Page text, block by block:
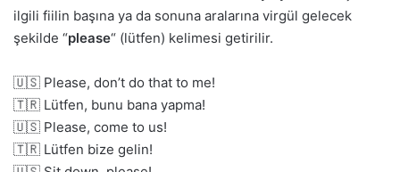
ilgili fiilin başına ya da sonuna aralarına virgül gelecek
şekilde “please“ (lütfen) kelimesi getirilir.
🇺🇸 Please, don’t do that to me!
🇹🇷 Lütfen, bunu bana yapma!
🇺🇸 Please, come to us!
🇹🇷 Lütfen bize gelin!